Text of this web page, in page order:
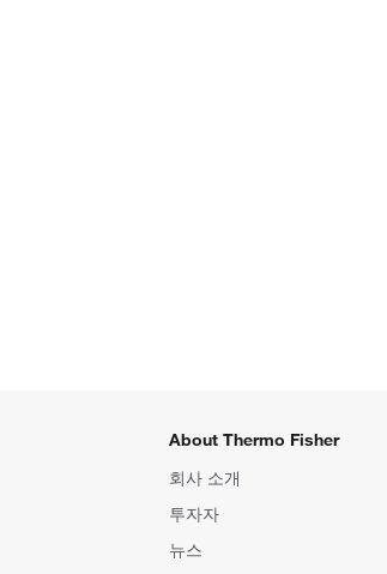
About Thermo Fisher
회사 소개
투자자
뉴스